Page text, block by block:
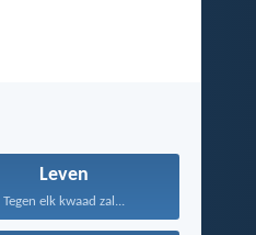
Leven
Tegen elk kwaad zal...